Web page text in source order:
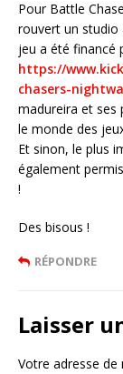
Pour Battle
rouvert un studio
jeu a été financé
https://
chasers-
madureira et ses
le monde des
Et sinon, le plus
également
!
Des bisous !
RÉPONDRE
Laisser
Votre adresse de